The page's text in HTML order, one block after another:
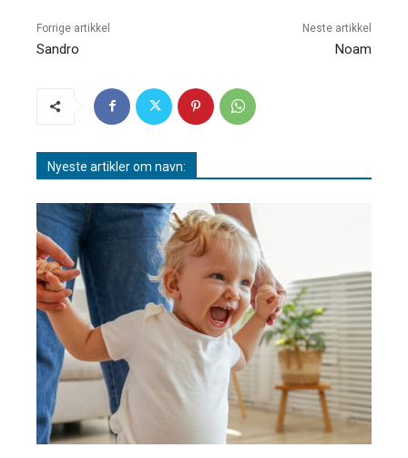
Forrige artikkel
Sandro
Neste artikkel
Noam
Nyeste artikler om navn: